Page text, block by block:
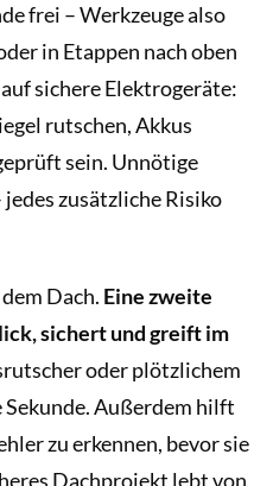
frei – Werkzeuge also
in Etappen nach oben
sichere Elektrogeräte:
rutschen, Akkus
sein. Unnötige
zusätzliche Risiko
Dach. Eine zweite
sichert und greift im
oder plötzlichem
Außerdem hilft
zu erkennen, bevor sie
Dachprojekt lebt von